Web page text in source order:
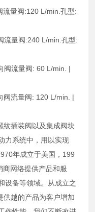
流量阀:120 L/min.孔型:
流量阀:240 L/min.孔型:
阀流量阀: 60 L/min. |
阀流量阀: 120 L/min. |
纹插装阀以及集成阀块
力系统中，用以实现
年成立于美国，199
商网络提供产品和服
设备等领域。从成立之
供越的产品为客户增加